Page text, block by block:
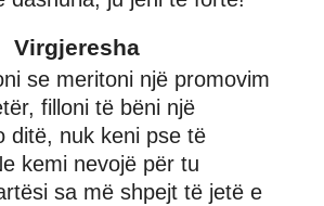
Virgjeresha
se meritoni një promovim
filloni të bëni një
ditë, nuk keni pse të
kemi nevojë për tu
sa më shpejt të jetë e